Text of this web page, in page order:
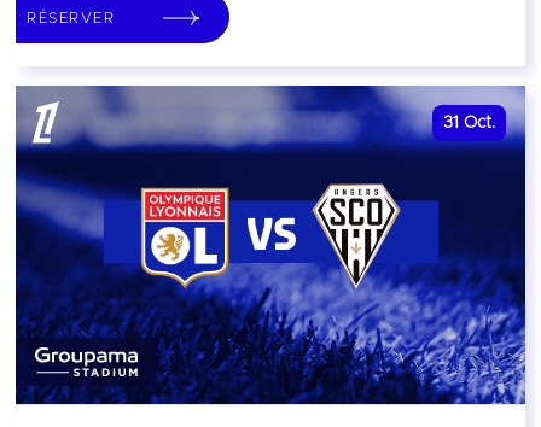
RÉSERVER
31 Oct.